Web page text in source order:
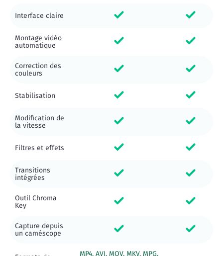
Interface claire
Montage vidéo
automatique
Correction des
couleurs
Stabilisation
Modification de
la vitesse
Filtres et effets
Transitions
intégrées
Outil Chroma
Key
Capture depuis
un caméscope
MP4, AVI, MOV, MKV, MPG,